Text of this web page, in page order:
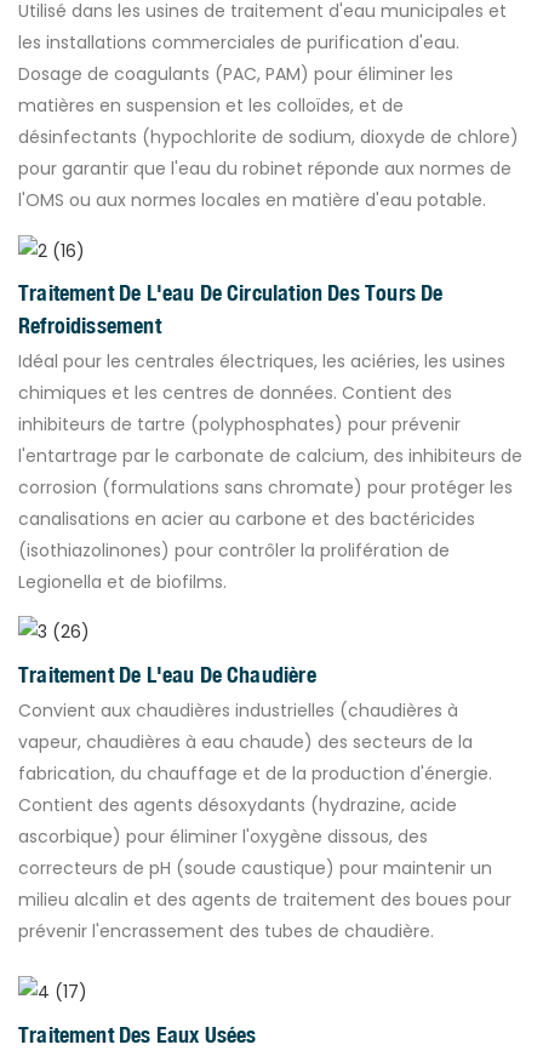
Utilisé dans les usines de traitement d'eau municipales et
les installations commerciales de purification d'eau.
Dosage de coagulants (PAC, PAM) pour éliminer les
matières en suspension et les colloïdes, et de
désinfectants (hypochlorite de sodium, dioxyde de chlore)
pour garantir que l'eau du robinet réponde aux normes de
l'OMS ou aux normes locales en matière d'eau potable.
Traitement De L'eau De Circulation Des Tours De
Refroidissement
Idéal pour les centrales électriques, les aciéries, les usines
chimiques et les centres de données. Contient des
inhibiteurs de tartre (polyphosphates) pour prévenir
l'entartrage par le carbonate de calcium, des inhibiteurs de
corrosion (formulations sans chromate) pour protéger les
canalisations en acier au carbone et des bactéricides
(isothiazolinones) pour contrôler la prolifération de
Legionella et de biofilms.
Traitement De L'eau De Chaudière
Convient aux chaudières industrielles (chaudières à
vapeur, chaudières à eau chaude) des secteurs de la
fabrication, du chauffage et de la production d'énergie.
Contient des agents désoxydants (hydrazine, acide
ascorbique) pour éliminer l'oxygène dissous, des
correcteurs de pH (soude caustique) pour maintenir un
milieu alcalin et des agents de traitement des boues pour
prévenir l'encrassement des tubes de chaudière.
Traitement Des Eaux Usées